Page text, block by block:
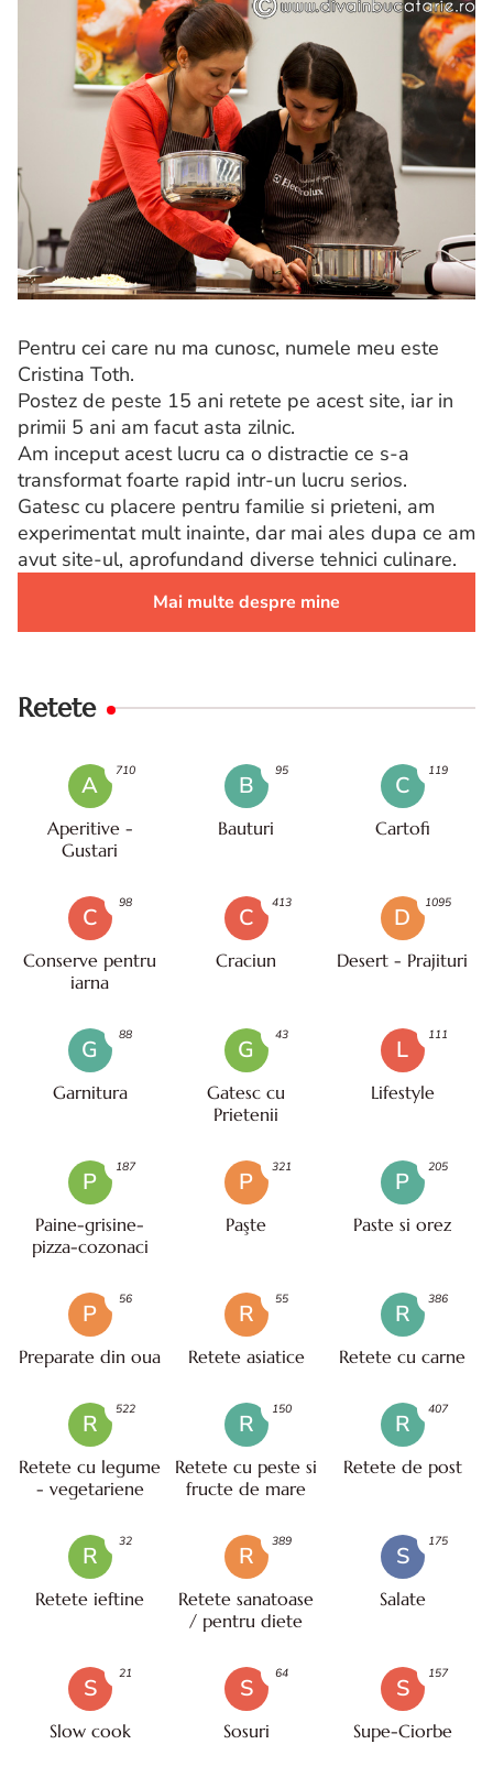
Pentru cei care nu ma cunosc, numele meu este
Cristina Toth.
Postez de peste 15 ani retete pe acest site, iar in
primii 5 ani am facut asta zilnic.
Am inceput acest lucru ca o distractie ce s-a
transformat foarte rapid intr-un lucru serios.
Gatesc cu placere pentru familie si prieteni, am
experimentat mult inainte, dar mai ales dupa ce am
avut site-ul, aprofundand diverse tehnici culinare.
Mai multe despre mine
Retete
A
Aperitive -
Gustari
710
B
Bauturi
95
C
Cartofi
119
C
Conserve pentru
iarna
98
C
Craciun
413
D
Desert - Prajituri
1095
G
Garnitura
88
G
Gatesc cu
Prietenii
43
L
Lifestyle
111
P
Paine-grisine-
pizza-cozonaci
187
P
Paşte
321
P
Paste si orez
205
P
Preparate din oua
56
R
Retete asiatice
55
R
Retete cu carne
386
R
Retete cu legume
- vegetariene
522
R
Retete cu peste si
fructe de mare
150
R
Retete de post
407
R
Retete ieftine
32
R
Retete sanatoase
/ pentru diete
389
S
Salate
175
S
Slow cook
21
S
Sosuri
64
S
Supe-Ciorbe
157